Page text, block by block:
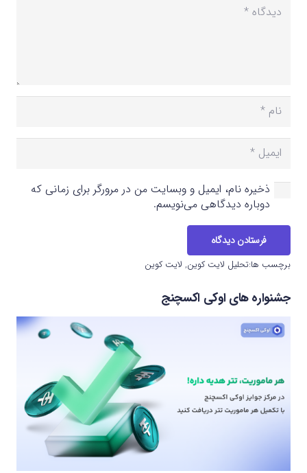
ذخیره نام، ایمیل و وبسایت من در مرورگر برای زمانی که
دوباره دیدگاهی می‌نویسم.
فرستادن دیدگاه
برچسب ها:تحلیل لایت کوین, لایت کوین
جشنواره های اوکی اکسچنج